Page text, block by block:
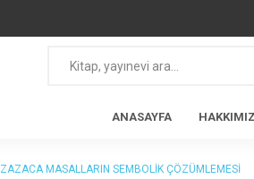
ANASAYFA
ZAZACA MASALLARIN SEMBOLİK ÇÖZÜMLEMESİ